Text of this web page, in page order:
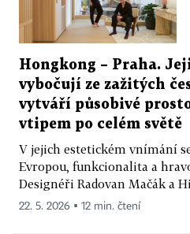
Hongkong – Praha.
vybočují ze zažitých
vytváří působivé
vtipem po celém světě
V jejich estetickém vnímání
Evropou, funkcionalita a
Designéři Radovan Mačák a
22. 5. 2026 ▪ 12 min. čtení